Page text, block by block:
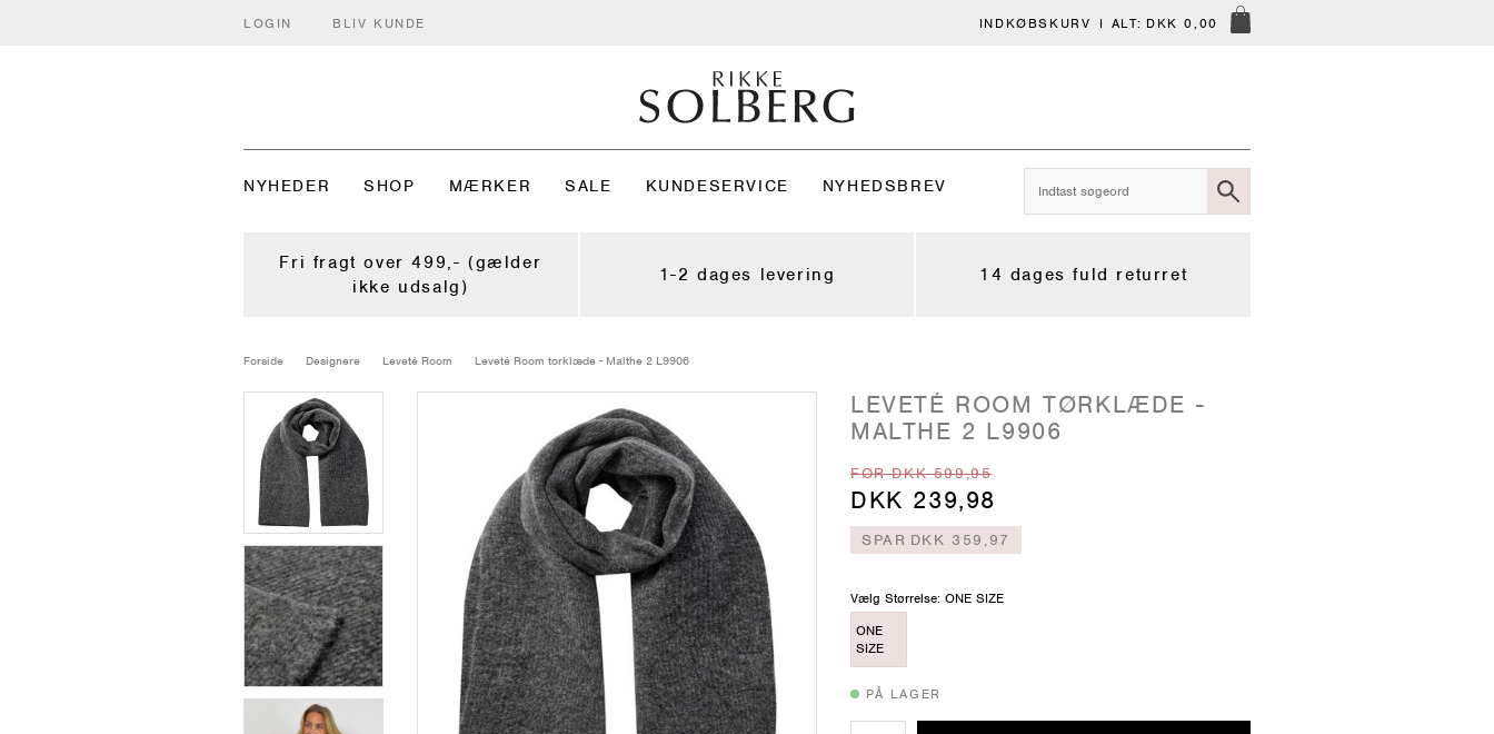
LOGIN BLIV KUNDE INDKØBSKURV I ALT: DKK 0,00
NYHEDER SHOP MÆRKER SALE KUNDESERVICE NYHEDSBREV
Fri fragt over 499,- (gælder
ikke udsalg)
1-2 dages levering 14 dages fuld returret
Forside Designere Leveté Room Leveté Room tørklæde - Malthe 2 L9906
LEVETÉ ROOM TØRKLÆDE -
MALTHE 2 L9906
FØR DKK 599,95
DKK 239,98
SPAR DKK 359,97
Vælg Størrelse: ONE SIZE
ONE
SIZE
PÅ LAGER